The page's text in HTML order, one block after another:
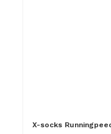
X-socks